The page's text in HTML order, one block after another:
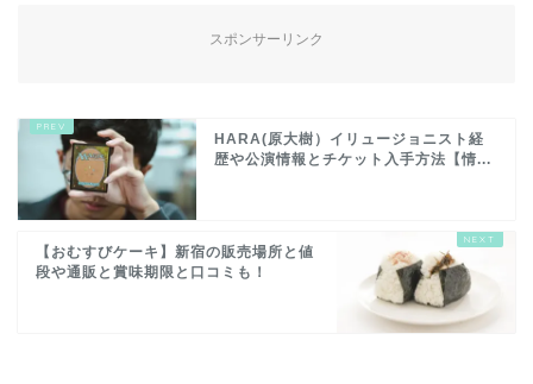
スポンサーリンク
HARA(原大樹）イリュージョニスト経
歴や公演情報とチケット入手方法【情...
【おむすびケーキ】新宿の販売場所と値
段や通販と賞味期限と口コミも！